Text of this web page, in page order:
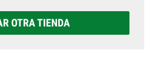
OTRA TIENDA